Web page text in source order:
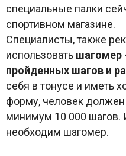
специальные палки
спортивном магазине.
Специалисты, также
использовать шагомер
пройденных шагов и
себя в тонусе и иметь
форму, человек
минимум 10 000 шагов.
необходим шагомер.